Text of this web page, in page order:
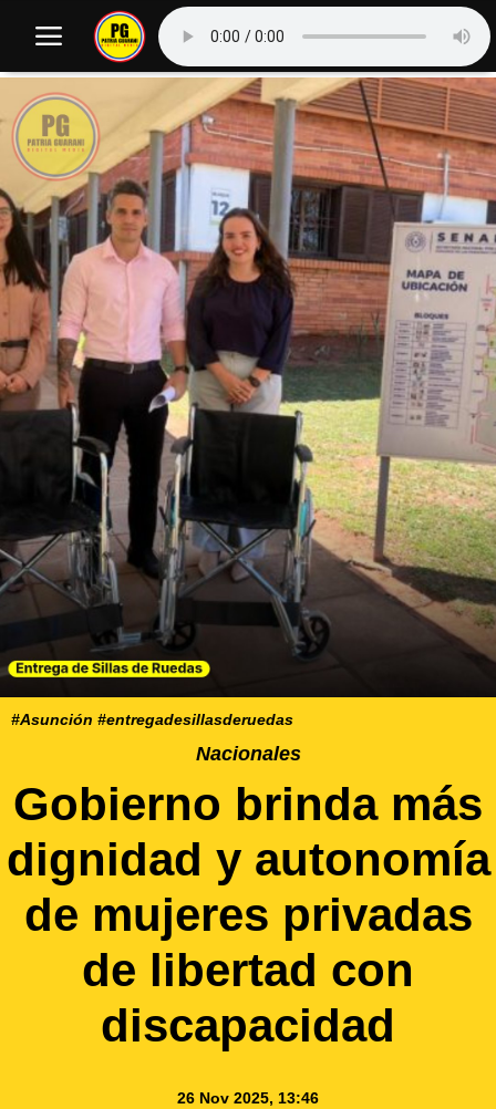
#Asunción #entregadesillasderuedas
Nacionales
Gobierno brinda más
dignidad y autonomía
de mujeres privadas
de libertad con
discapacidad
26 Nov 2025, 13:46